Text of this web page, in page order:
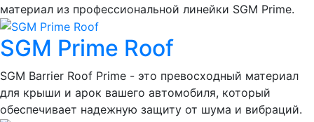
материал из профессиональной линейки SGM Prime.
SGM Prime Roof
SGM Barrier Roof Prime - это превосходный материал
для крыши и арок вашего автомобиля, который
обеспечивает надежную защиту от шума и вибраций.